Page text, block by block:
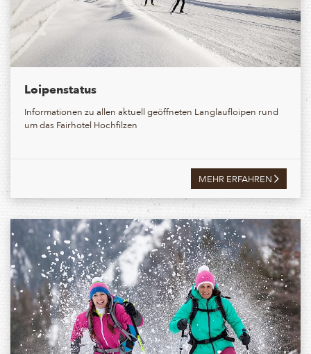
Loipenstatus
Informationen zu allen aktuell geöffneten Langlaufloipen rund
um das Fairhotel Hochfilzen
MEHR ERFAHREN